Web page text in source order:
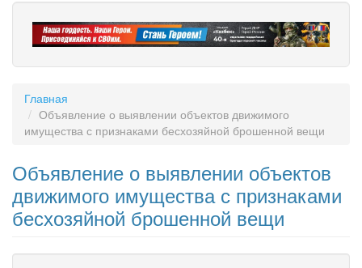
Главная
Объявление о выявлении объектов движимого
имущества с признаками бесхозяйной брошенной вещи
Объявление о выявлении объектов
движимого имущества с признаками
бесхозяйной брошенной вещи